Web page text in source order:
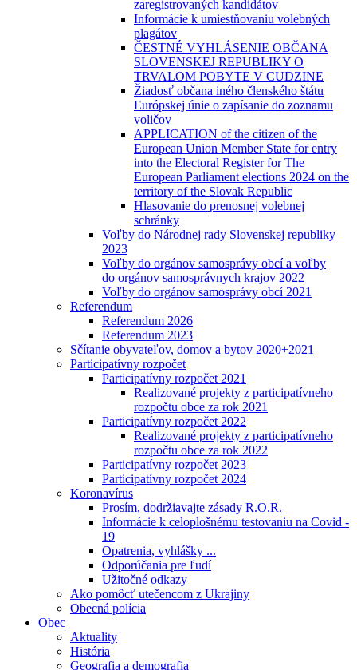
zaregistrovaných kandidátov
Informácie k umiestňovaniu volebných
plagátov
ČESTNÉ VYHLÁSENIE OBČANA
SLOVENSKEJ REPUBLIKY O
TRVALOM POBYTE V CUDZINE
Žiadosť občana iného členského štátu
Európskej únie o zapísanie do zoznamu
voličov
APPLICATION of the citizen of the
European Union Member State for entry
into the Electoral Register for The
European Parliament elections 2024 on the
territory of the Slovak Republic
Hlasovanie do prenosnej volebnej
schránky
Voľby do Národnej rady Slovenskej republiky
2023
Voľby do orgánov samosprávy obcí a voľby
do orgánov samosprávnych krajov 2022
Voľby do orgánov samosprávy obcí 2021
Referendum
Referendum 2026
Referendum 2023
Sčítanie obyvateľov, domov a bytov 2020+2021
Participatívny rozpočet
Participatívny rozpočet 2021
Realizované projekty z participatívneho
rozpočtu obce za rok 2021
Participatívny rozpočet 2022
Realizované projekty z participatívneho
rozpočtu obce za rok 2022
Participatívny rozpočet 2023
Participatívny rozpočet 2024
Koronavírus
Prosím, dodržiavajte zásady R.O.R.
Informácie k celoplošnému testovaniu na Covid -
19
Opatrenia, vyhlášky ...
Odporúčania pre ľudí
Užitočné odkazy
Ako pomôcť utečencom z Ukrajiny
Obecná polícia
Obec
Aktuality
História
Geografia a demografia